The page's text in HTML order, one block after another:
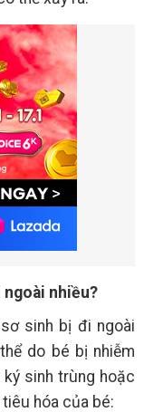
ngoài nhiều?
sinh bị đi ngoài
do bé bị nhiễm
sinh trùng hoặc
hóa của bé: